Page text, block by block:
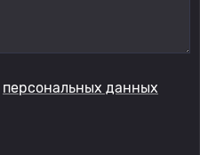
персональных данных